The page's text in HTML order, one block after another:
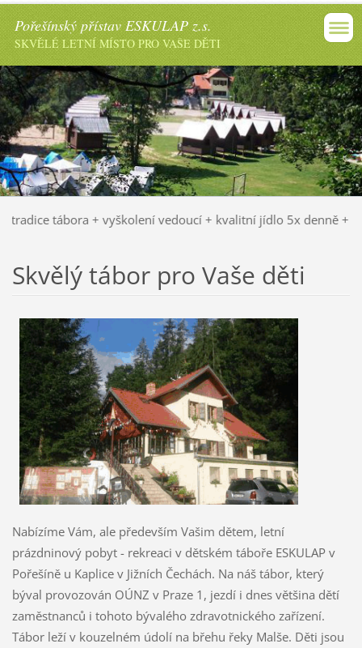
Pořešínský přístav ESKULAP z.s.
SKVĚLÉ LETNÍ MÍSTO PRO VAŠE DĚTI
tábora + vyškolení vedoucí + kvalitní jídlo 5x denně +
Skvělý tábor pro Vaše děti
Nabízíme Vám, ale především Vašim dětem, letní
prázdninový pobyt - rekreaci v dětském táboře ESKULAP v
Pořešíně u Kaplice v Jižních Čechách. Na náš tábor, který
býval provozován OÚNZ v Praze 1, jezdí i dnes většina dětí
zaměstnanců i tohoto bývalého zdravotnického zařízení.
Tábor leží v kouzelném údolí na břehu řeky Malše. Děti jsou